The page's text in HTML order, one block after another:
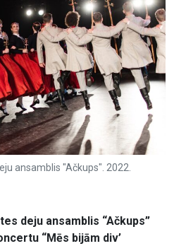
ansamblis "Ačkups". 2022.
deju ansamblis “Ačkups”
“Mēs bijām div’